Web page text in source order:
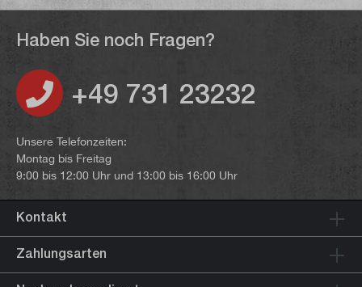
Haben Sie noch Fragen?
+49 731 23232
Unsere Telefonzeiten:
Montag bis Freitag
9:00 bis 12:00 Uhr und 13:00 bis 16:00 Uhr
Kontakt
Zahlungsarten